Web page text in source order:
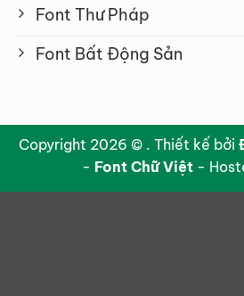
Font Thư Pháp
Font Bất Động Sản
Copyright 2026 © . Thiết kế bởi
- Font Chữ Việt-